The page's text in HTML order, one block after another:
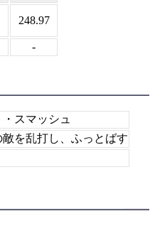
248.97
-
スマッシュ
を乱打し、ふっとばす